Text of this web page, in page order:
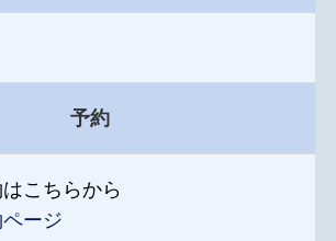
予約
こちらから
ージ